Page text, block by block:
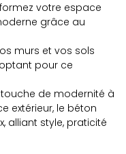
votre espace
grâce au
murs et vos sols
pour ce
de modernité à
extérieur, le béton
alliant style, praticité